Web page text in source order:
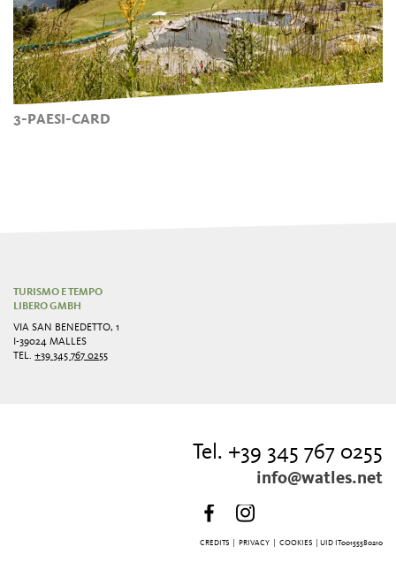
3-PAESI-CARD
TURISMO E TEMPO
LIBERO GMBH
VIA SAN BENEDETTO, 1
I-39024 MALLES
TEL.+39 345 767 0255
Tel. +39 345 767 0255
info@watles.net
CREDITS| PRIVACY| COOKIES | UID IT00155580210